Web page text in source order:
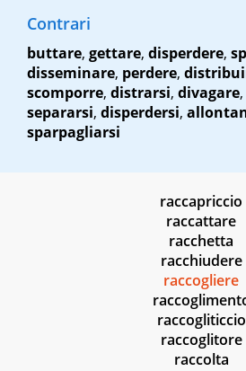
Contrari
buttare, gettare, disperdere,
disseminare, perdere,
scomporre, distrarsi, divagare,
separarsi, disperdersi,
sparpagliarsi
raccapriccio
raccattare
racchetta
racchiudere
raccogliere
raccogliticcio
raccoglitore
raccolta